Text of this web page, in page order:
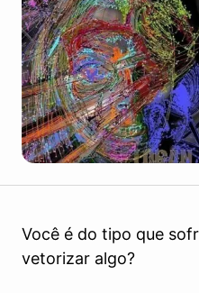
Você é do tipo que
vetorizar algo?